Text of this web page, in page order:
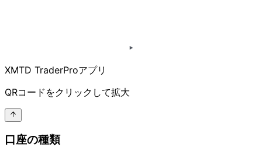
XMTD TraderProアプリ
QRコードをクリックして拡大
口座の種類